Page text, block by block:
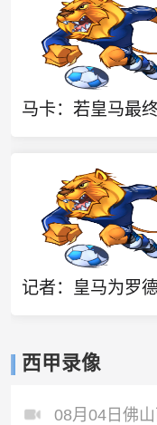
西甲录像